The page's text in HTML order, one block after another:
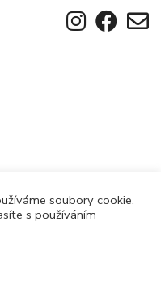
soubory cookie.
s používáním